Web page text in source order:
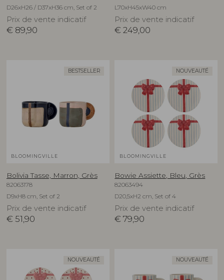
D26xH26 / D37xH36 cm, Set of 2
Prix de vente indicatif
€ 89,90
L70xH45xW40 cm
Prix de vente indicatif
€ 249,00
BESTSELLER
BLOOMINGVILLE
Bolivia Tasse, Marron, Grès
82063178
D9xH8 cm, Set of 2
Prix de vente indicatif
€ 51,90
NOUVEAUTÉ
BLOOMINGVILLE
Bowie Assiette, Bleu, Grès
82063494
D20,5xH2 cm, Set of 4
Prix de vente indicatif
€ 79,90
NOUVEAUTÉ NOUVEAUTÉ